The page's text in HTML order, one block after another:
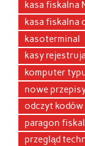
kasa fiskalna
kasa fiskalna
kasoterminal
kasy
komputer
nowe
odczyt
paragon
przegląd